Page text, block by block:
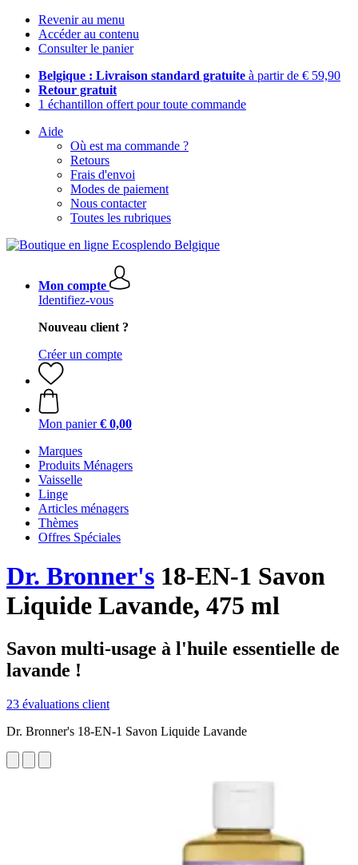
Revenir au menu
Accéder au contenu
Consulter le panier
Belgique : Livraison standard gratuite à partir de € 59,90
Retour gratuit
1 échantillon offert pour toute commande
Aide
Où est ma commande ?
Retours
Frais d'envoi
Modes de paiement
Nous contacter
Toutes les rubriques
Mon compte
Identifiez-vous
Nouveau client ?
Créer un compte
Mon panier € 0,00
Marques
Produits Ménagers
Vaisselle
Linge
Articles ménagers
Thèmes
Offres Spéciales
Dr. Bronner's 18-EN-1 Savon
Liquide Lavande, 475 ml
Savon multi-usage à l'huile essentielle de
lavande !
23 évaluations client
Dr. Bronner's 18-EN-1 Savon Liquide Lavande